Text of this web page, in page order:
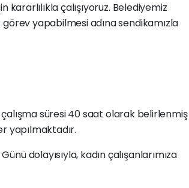
çalışıyoruz. Belediyemiz
yapabilmesi adına sendikamızla
çalışma süresi 40 saat olarak belirlenmiş
yapılmaktadır.
dolayısıyla, kadın çalışanlarımıza